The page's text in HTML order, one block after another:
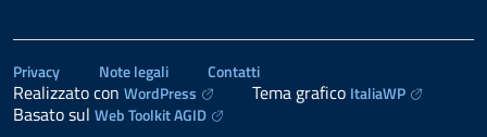
Privacy Note legali Contatti
Realizzato con WordPress Tema grafico ItaliaWP
Basato sul Web Toolkit AGID